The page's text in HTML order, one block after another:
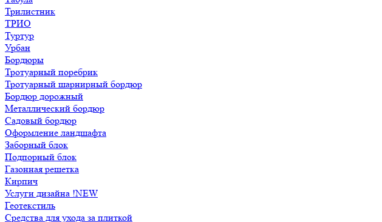
Трилистник
ТРИО
Туртур
Урбан
Бордюры
Тротуарный поребрик
Тротуарный шарнирный бордюр
Бордюр дорожный
Металлический бордюр
Садовый бордюр
Оформление ландшафта
Заборный блок
Подпорный блок
Газонная решетка
Кирпич
Услуги дизайна !NEW
Геотекстиль
Средства для ухода за плиткой